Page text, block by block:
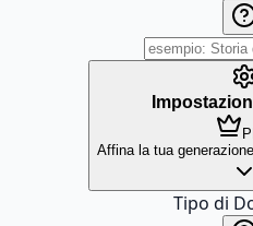
Affina la tua
Tipo di